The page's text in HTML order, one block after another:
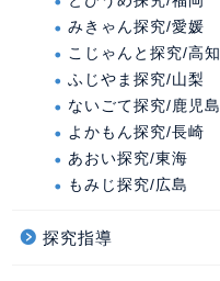
みきゃん探究/愛媛
こじゃんと探究/高知
ふじやま探究/山梨
ないごて探究/鹿児島
よかもん探究/長崎
あおい探究/東海
もみじ探究/広島
探究指導